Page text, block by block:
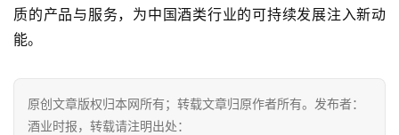
质的产品与服务，为中国酒类行业的可持续发展注入新动
能。
原创文章版权归本网所有；转载文章归原作者所有。发布者：
酒业时报，转载请注明出处：